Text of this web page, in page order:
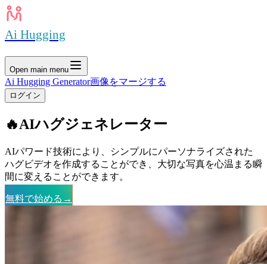
Ai Hugging
Open main menu
Ai Hugging Generator画像をマージする
ログイン
🔥AIハグジェネレーター
AIパワード技術により、シンプルにパーソナライズされた
ハグビデオを作成することができ、大切な写真を心温まる瞬
間に変えることができます。
無料で始める →